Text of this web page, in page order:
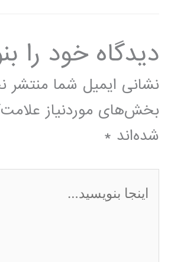
دیدگاه‌ خود را
نشانی ایمیل شما منتشر
بخش‌های موردنیاز
شده‌اند *
اینجا
بنویسید…